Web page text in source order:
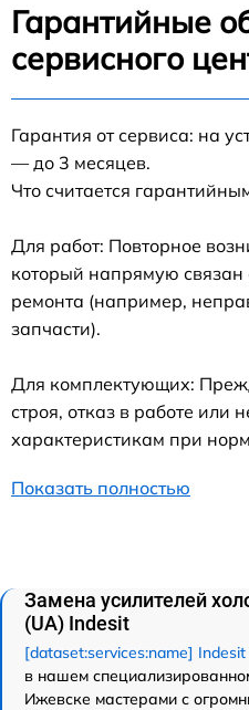
Гарантийные
сервисного
Гарантия от сервиса: на
— до 3 месяцев.
Что считается
Для работ: Повторное
который напрямую связан
ремонта (например,
запчасти).
Для комплектующих:
строя, отказ в работе или
характеристикам при
Показать полностью
Замена усилителей
(UA) Indesit
[dataset:services:name]
в нашем
Ижевске мастерами с